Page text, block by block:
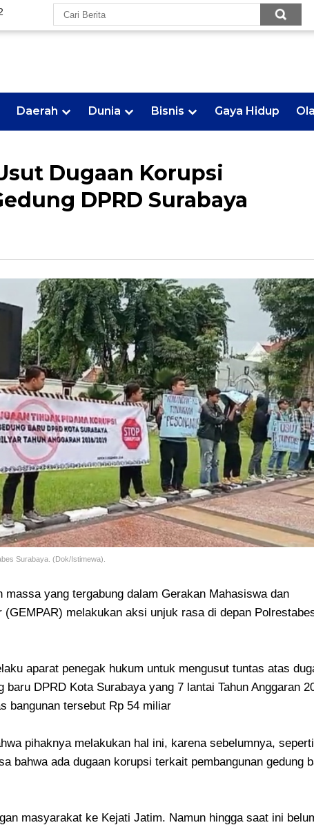
Daerah Dunia Bisnis Gaya Hidup
Dugaan Korupsi
DPRD Surabaya
Surabaya. (Dok/Istimewa).
massa yang tergabung dalam Gerakan Mahasiswa dan
melakukan aksi unjuk rasa di depan
aparat penegak hukum untuk mengusut tuntas atas
baru DPRD Kota Surabaya yang 7 lantai Tahun Anggaran
bangunan tersebut Rp 54 miliar
pihaknya melakukan hal ini, karena sebelumnya, seperti
bahwa ada dugaan korupsi terkait pembangunan gedung
masyarakat ke Kejati Jatim. Namun hingga saat ini